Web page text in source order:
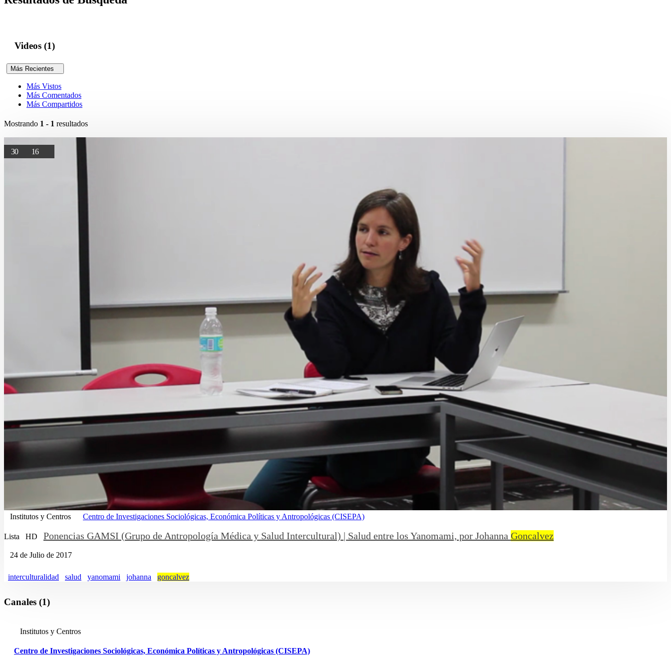
Videos (1)
Más Recientes
Más Vistos
Más Comentados
Más Compartidos
Mostrando 1 - 1 resultados
30 16
Institutos y Centros Centro de Investigaciones Sociológicas, Económica Políticas y Antropológicas (CISEPA)
Lista HD Ponencias GAMSI (Grupo de Antropología Médica y Salud Intercultural) | Salud entre los Yanomami, por Johanna Goncalvez
24 de Julio de 2017
interculturalidad salud yanomami johanna goncalvez
Canales (1)
Institutos y Centros
Centro de Investigaciones Sociológicas, Económica Políticas y Antropológicas (CISEPA)